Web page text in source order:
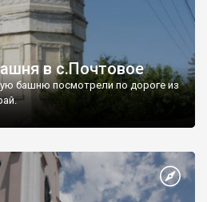
в с.Почтовое
башню посмотрели по дороге из